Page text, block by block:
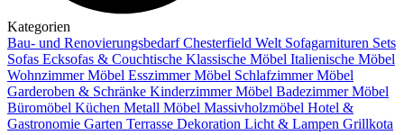
Kategorien
Bau- und RenovierungsbedarfChesterfield Welt Sofagarnituren Sets
Sofas Ecksofas & Couchtische Klassische Möbel Italienische Möbel
Wohnzimmer Möbel Esszimmer Möbel Schlafzimmer Möbel
Garderoben & Schränke Kinderzimmer Möbel Badezimmer Möbel
Büromöbel Küchen Metall Möbel Massivholzmöbel Hotel &
Gastronomie Garten Terrasse Dekoration Licht & Lampen Grillkota